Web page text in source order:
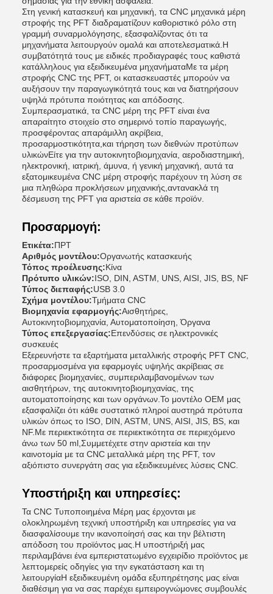
Στη γενική κατασκευή και μηχανική, τα CNC μηχανικά μέρη
στροφής της PFT διαδραματίζουν καθοριστικό ρόλο στη
γραμμή συναρμολόγησης, εξασφαλίζοντας ότι τα
μηχανήματα λειτουργούν ομαλά και αποτελεσματικά.Η
συμβατότητά τους με ειδικές προδιαγραφές τους καθιστά
κατάλληλους για εξειδικευμένα μηχανήματαΜε τα μέρη
στροφής CNC της PFT, οι κατασκευαστές μπορούν να
αυξήσουν την παραγωγικότητά τους και να διατηρήσουν
υψηλά πρότυπα ποιότητας και απόδοσης.
Συμπερασματικά, τα CNC μέρη της PFT είναι ένα
απαραίτητο στοιχείο στο σημερινό τοπίο παραγωγής,
προσφέροντας απαράμιλλη ακρίβεια,
προσαρμοστικότητα,και τήρηση των διεθνών προτύπων
υλικώνΕίτε για την αυτοκινητοβιομηχανία, αεροδιαστημική,
ηλεκτρονική, ιατρική, άμυνα, ή γενική μηχανική, αυτά τα
εξατομικευμένα CNC μέρη στροφής παρέχουν τη λύση σε
μια πληθώρα προκλήσεων μηχανικής,αντανακλά τη
δέσμευση της PFT για αριστεία σε κάθε προϊόν.
Προσαρμογή:
Ετικέτα:ΠΡΤ
Αριθμός μοντέλου:Οργανωτής κατασκευής
Τόπος προέλευσης:Κίνα
Πρότυπο υλικών:ISO, DIN, ASTM, UNS, AISI, JIS, BS, NF
Τύπος διεπαφής:USB 3.0
Σχήμα μοντέλου:Τμήματα CNC
Βιομηχανία εφαρμογής:Αισθητήρες,
Αυτοκινητοβιομηχανία, Αυτοματοποίηση, Όργανα
Τύπος επεξεργασίας:Επενδύσεις σε ηλεκτρονικές
συσκευές
Εξερευνήστε τα εξαρτήματα μεταλλικής στροφής PFT CNC,
προσαρμοσμένα για εφαρμογές υψηλής ακρίβειας σε
διάφορες βιομηχανίες, συμπεριλαμβανομένων των
αισθητήρων, της αυτοκινητοβιομηχανίας, της
αυτοματοποίησης και των οργάνων.Το μοντέλο OEM μας
εξασφαλίζει ότι κάθε συστατικό πληροί αυστηρά πρότυπα
υλικών όπως το ISO, DIN, ASTM, UNS, AISI, JIS, BS, και
NF.Με περιεκτικότητα σε περιεκτικότητα σε περιεχόμενο
άνω των 50 ml,Συμμετέχετε στην αριστεία και την
καινοτομία με τα CNC μεταλλικά μέρη της PFT, τον
αξιόπιστο συνεργάτη σας για εξειδικευμένες λύσεις CNC.
Υποστήριξη και υπηρεσίες:
Τα CNC Τυποποιημένα Μέρη μας έρχονται με
ολοκληρωμένη τεχνική υποστήριξη και υπηρεσίες για να
διασφαλίσουμε την ικανοποίησή σας και την βέλτιστη
απόδοση του προϊόντος μας.Η υποστήριξή μας
περιλαμβάνει ένα εμπεριστατωμένο εγχειρίδιο προϊόντος με
λεπτομερείς οδηγίες για την εγκατάσταση και τη
λειτουργίαΗ εξειδικευμένη ομάδα εξυπηρέτησης μας είναι
διαθέσιμη για να σας παρέχει εμπειρογνώμονες συμβουλές